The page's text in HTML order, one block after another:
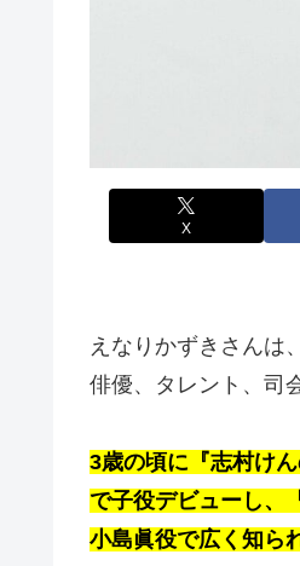
X
えなりかずきさんは
俳優、タレント、司
3歳の頃に『志村け
で子役デビューし、
小島眞役で広く知ら